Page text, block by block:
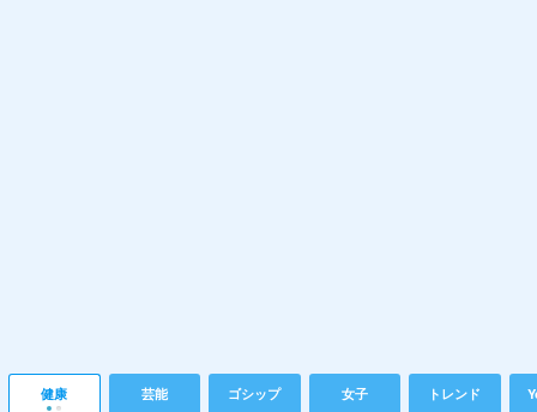
健康 芸能 ゴシップ 女子 トレンド